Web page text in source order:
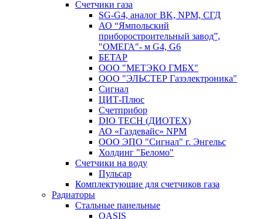
Счетчики газа
SG-G4, аналог BK, NPM, СГД
АО “Ямпольский
приборостроительный завод”,
"ОМЕГА"- м G4, G6
БЕТАР
ООО "МЕТЭКО ГМБХ"
ООО "ЭЛЬСТЕР Газэлектроника"
Сигнал
ЦИТ-Плюс
Счетприбор
DIO TECH (ДИОТЕХ)
АО «Газдевайс» NPM
ООО ЭПО "Сигнал" г. Энгельс
Холдинг "Беломо"
Счетчики на воду
Пульсар
Комплектующие для счетчиков газа
Радиаторы
Стальные панельные
OASIS